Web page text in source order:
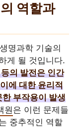
역할과
명과학 기술의
게 될 것입니다.
의 발전은 인간
에 대한 윤리적
부작용이 발생
원은 이런 문제들
중추적인 역할